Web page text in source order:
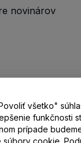
novinárov
/všetko"
funkčnosti
prípade
cookie.